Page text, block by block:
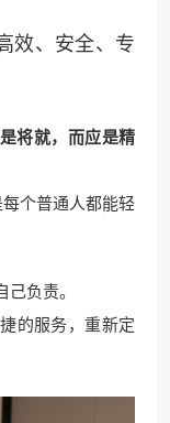
效、安全、专
将就，而应是精
每个普通人都能轻
负责。
的服务，重新定